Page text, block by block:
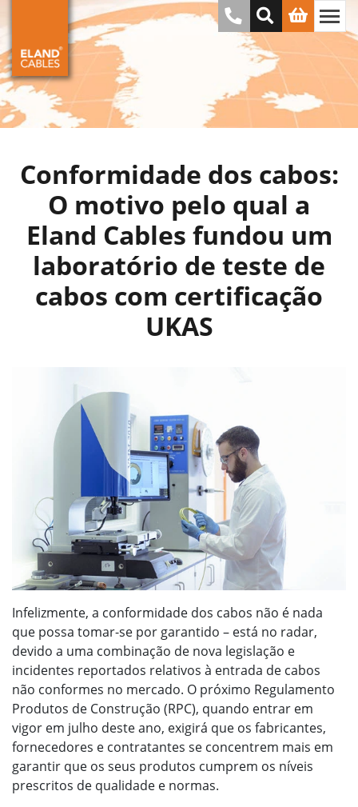
Conformidade dos cabos:
O motivo pelo qual a
Eland Cables fundou um
laboratório de teste de
cabos com certificação
UKAS
Infelizmente, a conformidade dos cabos não é nada
que possa tomar-se por garantido – está no radar,
devido a uma combinação de nova legislação e
incidentes reportados relativos à entrada de cabos
não conformes no mercado. O próximo Regulamento
Produtos de Construção (RPC), quando entrar em
vigor em julho deste ano, exigirá que os fabricantes,
fornecedores e contratantes se concentrem mais em
garantir que os seus produtos cumprem os níveis
prescritos de qualidade e normas.